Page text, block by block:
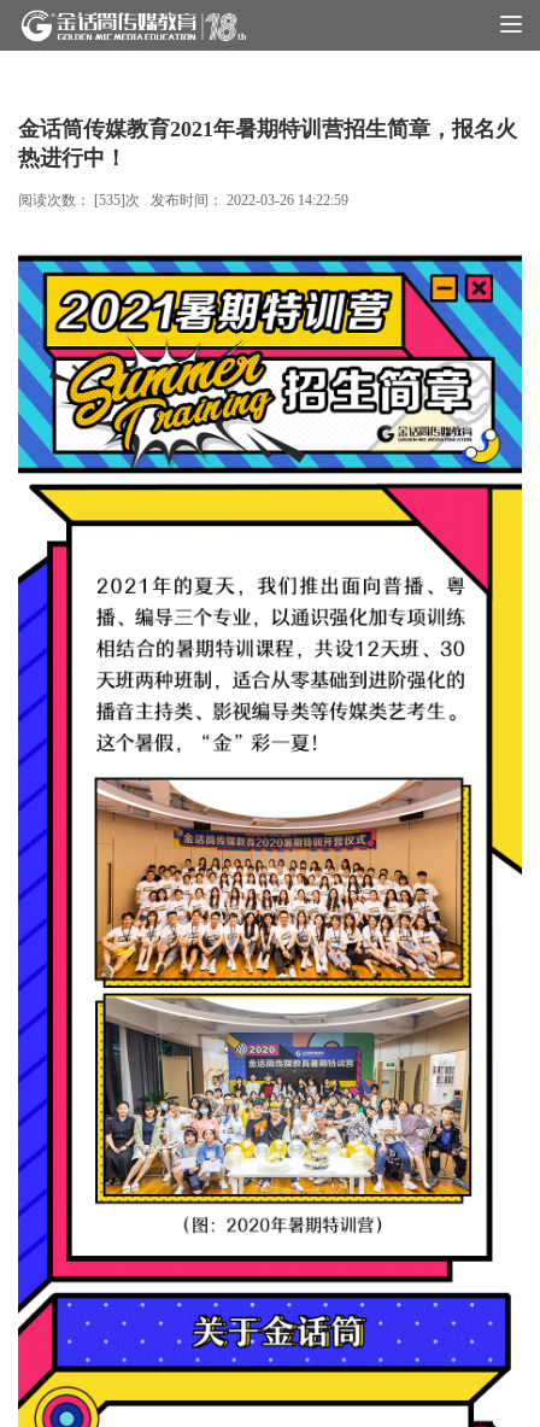
金话筒传媒教育2021年暑期特训营招生简章，报名火
热进行中！
阅读次数： [535]次 发布时间： 2022-03-26 14:22:59